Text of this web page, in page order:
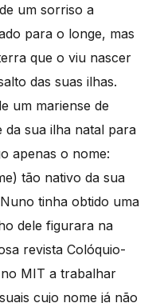
um sorriso a
para o longe, mas
que o viu nascer
das suas ilhas.
um mariense de
da sua ilha natal para
apenas o nome:
tão nativo da sua
tinha obtido uma
dele figurara na
revista Colóquio-
MIT a trabalhar
cujo nome já não